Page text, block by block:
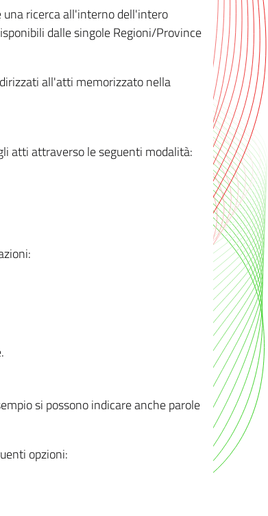
ricerca all'interno dell'intero
dalle singole Regioni/Province
all'atti memorizzato nella
atti attraverso le seguenti modalità:
si possono indicare anche parole
opzioni: